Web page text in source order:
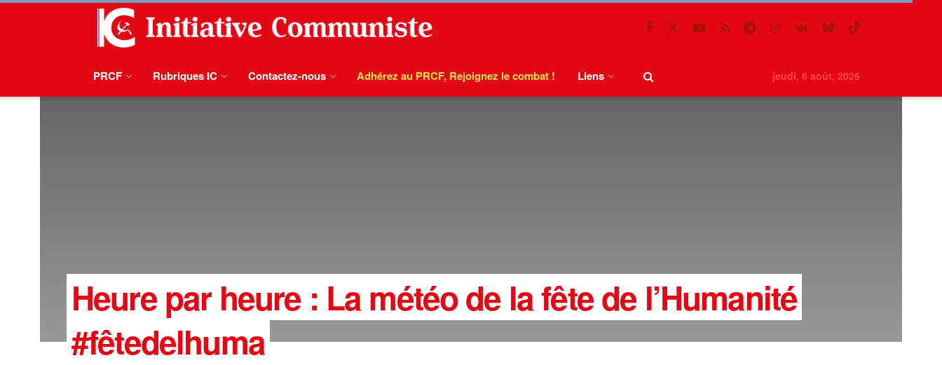
PRCF Rubriques IC Contactez-nous Adhérez au PRCF, Rejoignez le combat ! Liens jeudi, 6 août, 2026
Heure par heure : La météo de la fête de l’Humanité
#fêtedelhuma